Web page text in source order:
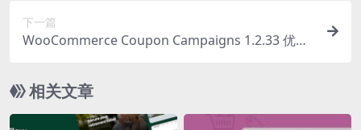
下一篇
WooCommerce Coupon Campaigns 1.2.33 优惠
相关文章